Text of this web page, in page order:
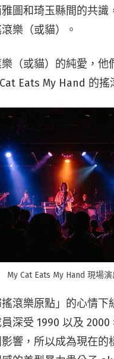
圖和琦玉縣間的共識
樂（或貓）。
（或貓）的純愛，他
Eats My Hand 的搖
My Cat Eats My Hand 現場演
滾樂原點」的心情下
深受 1990 以及 2000
響，所以成為現在的